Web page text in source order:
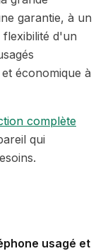
garantie, à un
flexibilité d'un
économique à
complète
qui
usagé et